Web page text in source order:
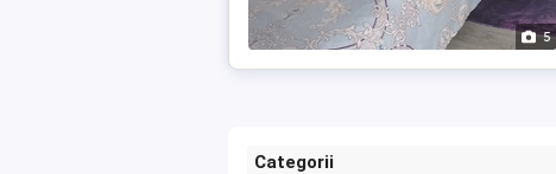
5
Categorii